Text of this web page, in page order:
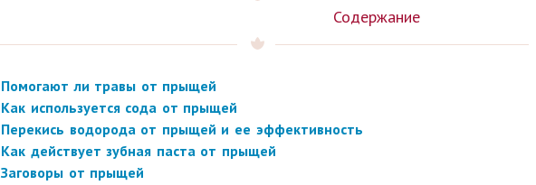
Содержание
Помогают ли травы от прыщей
Как используется сода от прыщей
Перекись водорода от прыщей и ее эффективность
Как действует зубная паста от прыщей
Заговоры от прыщей